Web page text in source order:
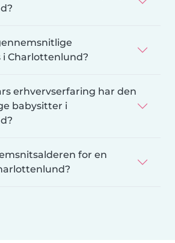
Charlottenlund?
erhvervserfaring har den
babysitter i
for en